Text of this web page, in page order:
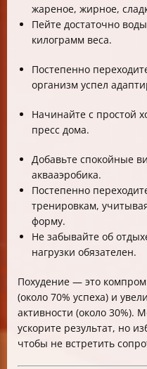
жареное, жирное,
Пейте достаточно
килограмм веса.
Постепенно
организм успел
Начинайте с простой
пресс дома.
Добавьте спокойные
аквааэробика.
Постепенно
тренировкам,
форму.
Не забывайте об
нагрузки обязателен.
Похудение — это
(около 70% успеха) и
активности (около 30%).
ускорите результат, но
чтобы не встретить